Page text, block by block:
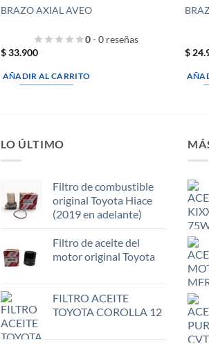
BRAZO AXIAL AVEO
0- 0 reseñas
$33.900
AÑADIR AL CARRITO
$
LO ÚLTIMO
Filtro de combustible
original Toyota Hiace
(2019 en adelante)
Filtro de aceite del
motor original Toyota
FILTRO ACEITE
TOYOTA COROLLA 12